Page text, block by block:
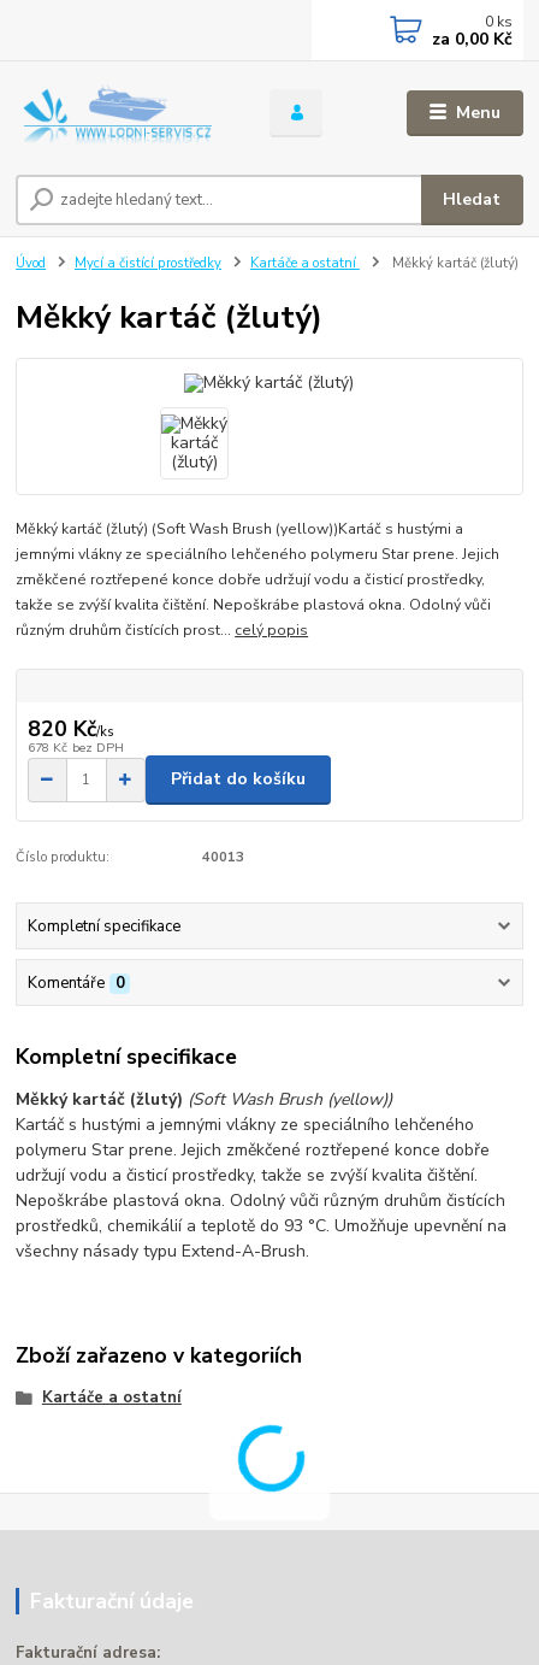
Menu
Hledat
0 ks
za 0,00 Kč
Úvod Mycí a čistící prostředky Kartáče a ostatní Měkký kartáč (žlutý)
Měkký kartáč (žlutý)
Měkký kartáč (žlutý) (Soft Wash Brush (yellow))Kartáč s hustými a
jemnými vlákny ze speciálního lehčeného polymeru Star prene. Jejich
změkčené roztřepené konce dobře udržují vodu a čisticí prostředky,
takže se zvýší kvalita čištění. Nepoškrábe plastová okna. Odolný vůči
různým druhům čistících prost... celý popis
820 Kč/ks
678 Kč bez DPH
Přidat do košíku
Číslo produktu: 40013
Kompletní specifikace
Komentáře 0
Kompletní specifikace
Měkký kartáč (žlutý) (Soft Wash Brush (yellow))
Kartáč s hustými a jemnými vlákny ze speciálního lehčeného
polymeru Star prene. Jejich změkčené roztřepené konce dobře
udržují vodu a čisticí prostředky, takže se zvýší kvalita čištění.
Nepoškrábe plastová okna. Odolný vůči různým druhům čistících
prostředků, chemikálií a teplotě do 93 °C. Umožňuje upevnění na
všechny násady typu Extend-A-Brush.
Zboží zařazeno v kategoriích
Kartáče a ostatní
Fakturační údaje
Fakturační adresa: